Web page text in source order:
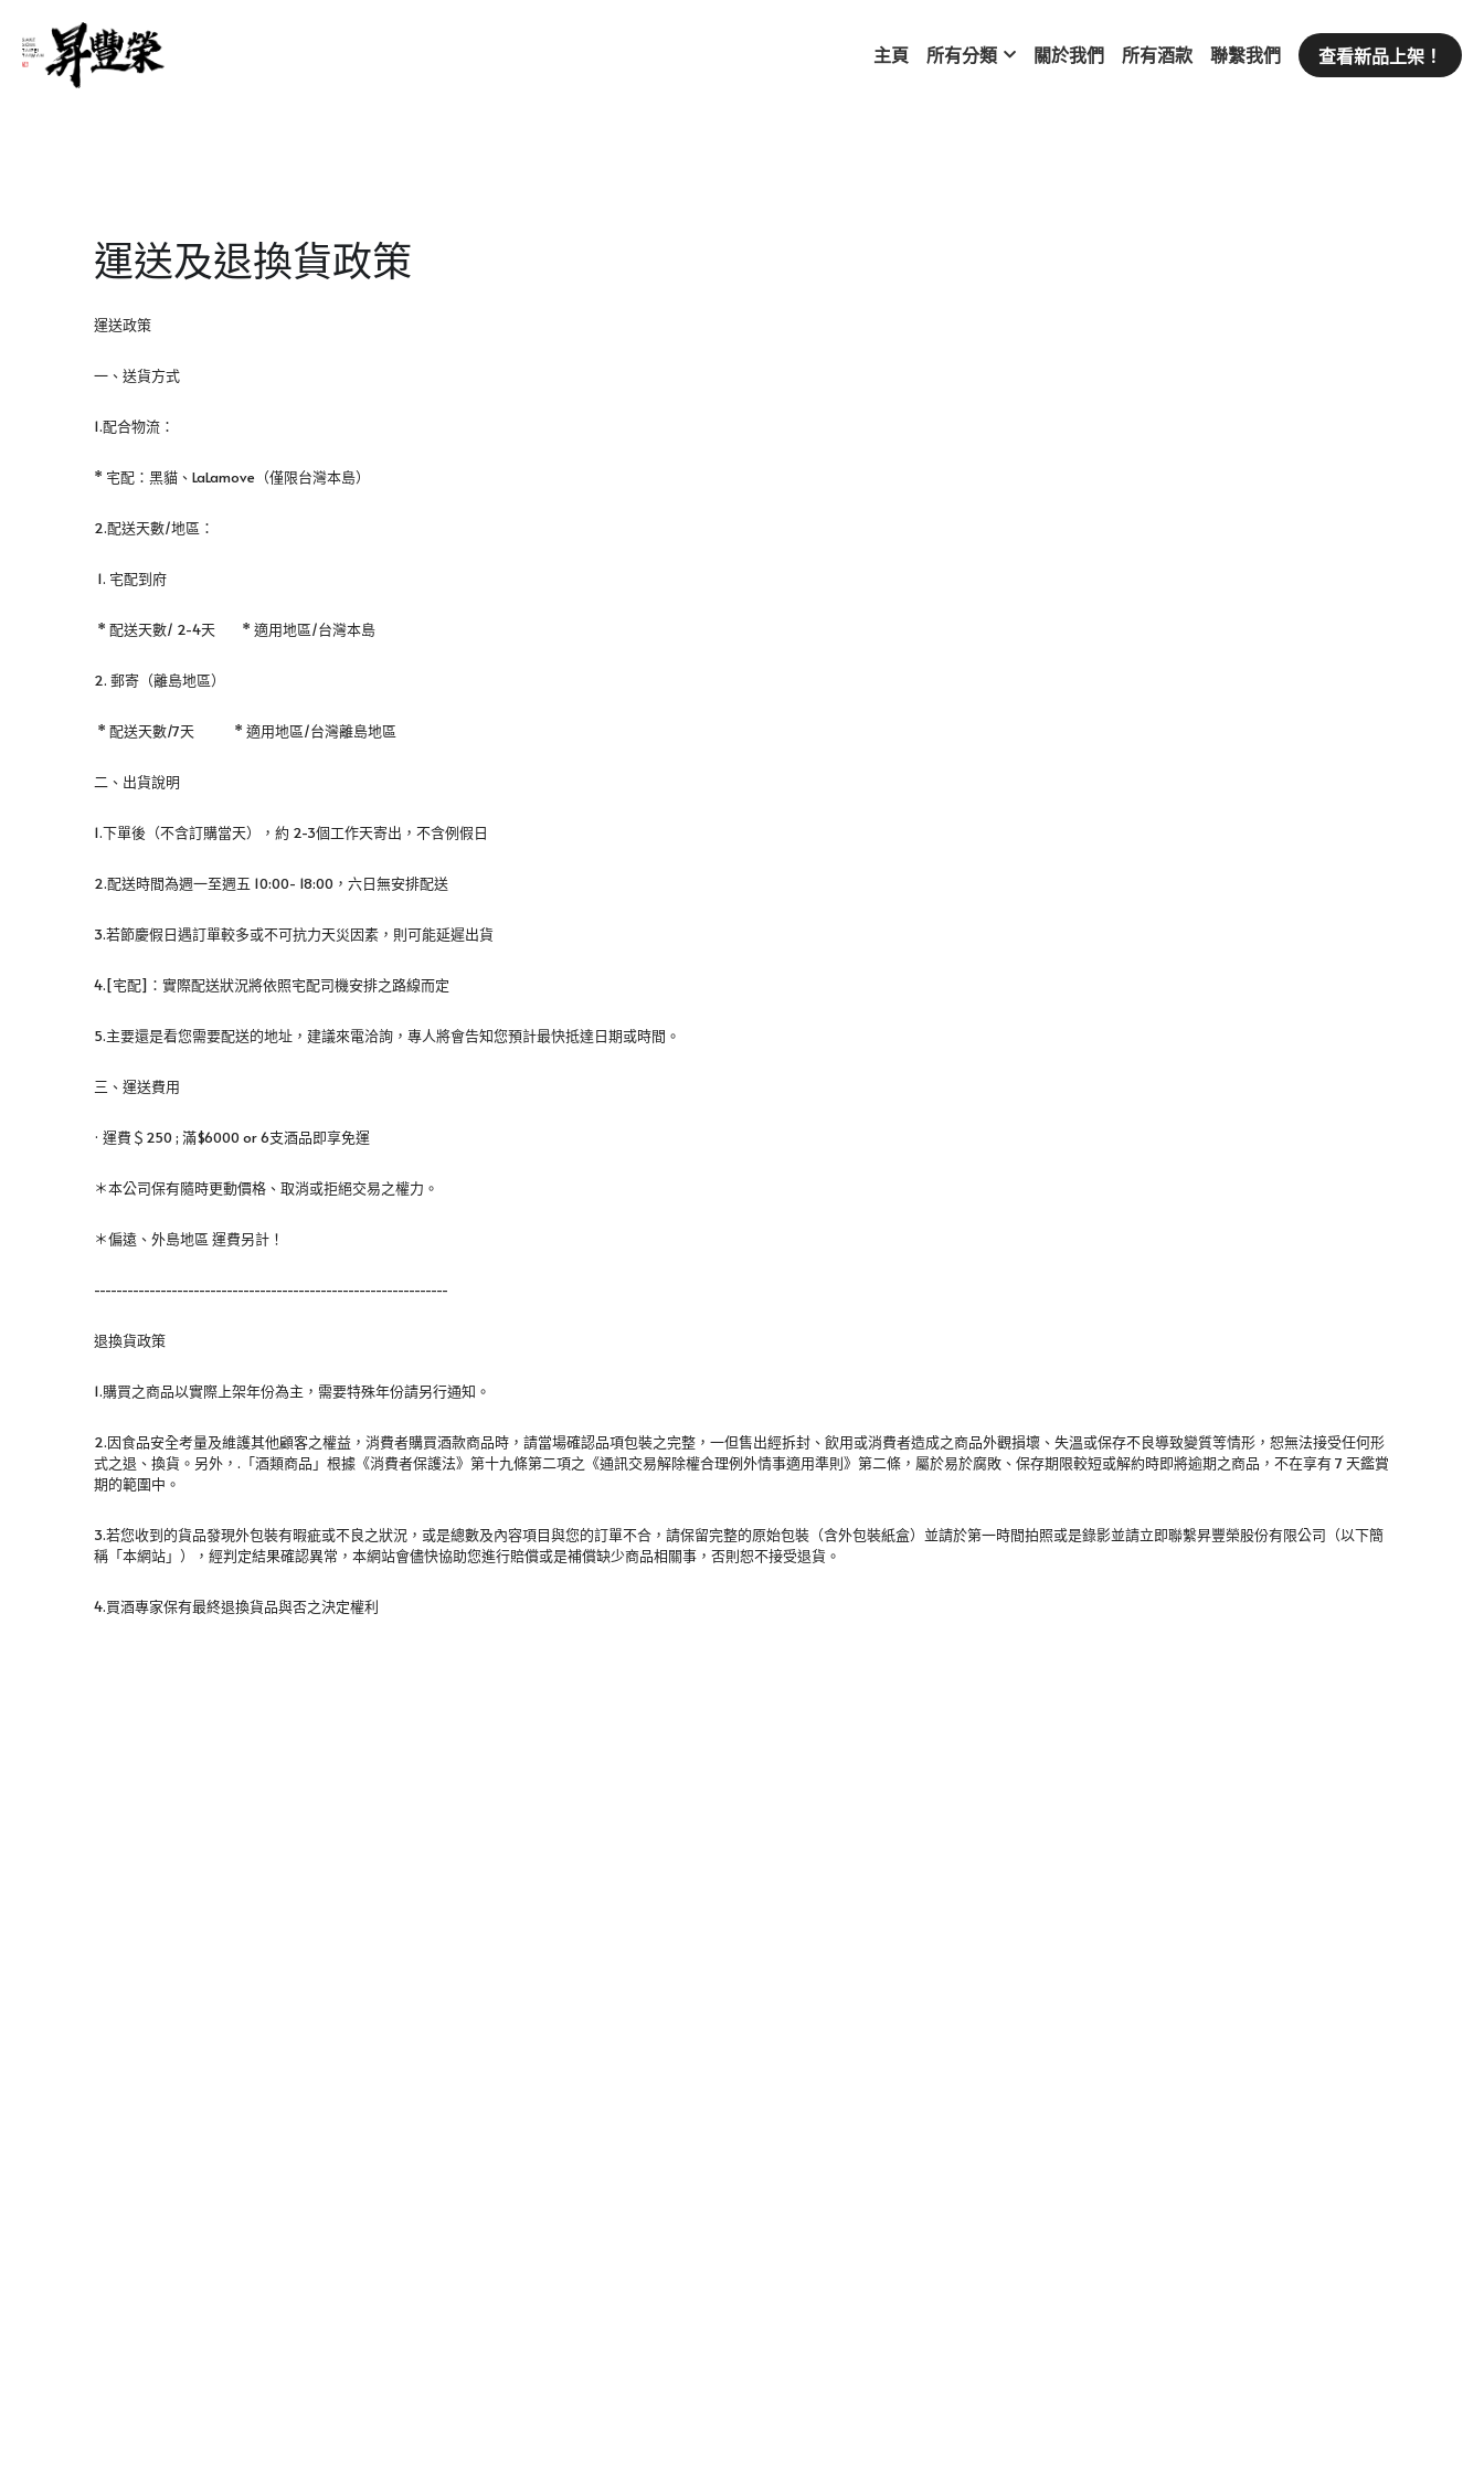
主頁 所有分類 關於我們 所有酒款 聯繫我們 查看新品上架！
運送及退換貨政策
運送政策
一、送貨方式
1.配合物流：
* 宅配：黑貓、LaLamove（僅限台灣本島）
2.配送天數/地區：
1. 宅配到府
* 配送天數/ 2-4天        * 適用地區/台灣本島
2. 郵寄（離島地區）
* 配送天數/7天            * 適用地區/台灣離島地區
二、出貨說明
1.下單後（不含訂購當天），約 2-3個工作天寄出，不含例假日
2.配送時間為週一至週五 10:00- 18:00，六日無安排配送
3.若節慶假日遇訂單較多或不可抗力天災因素，則可能延遲出貨
4.[宅配]：實際配送狀況將依照宅配司機安排之路線而定
5.主要還是看您需要配送的地址，建議來電洽詢，專人將會告知您預計最快抵達日期或時間。
三、運送費用
· 運費＄250 ; 滿$6000 or 6支酒品即享免運
＊本公司保有隨時更動價格、取消或拒絕交易之權力。
＊偏遠、外島地區 運費另計！
----------------------------------------------------------------
退換貨政策
1.購買之商品以實際上架年份為主，需要特殊年份請另行通知。
2.因食品安全考量及維護其他顧客之權益，消費者購買酒款商品時，請當場確認品項包裝之完整，一但售出經拆封、飲用或消費者造成之商品外觀損壞、失溫或保存不良導致變質等情形，恕無法接受任何形
式之退、換貨。另外，.「酒類商品」根據《消費者保護法》第十九條第二項之《通訊交易解除權合理例外情事適用準則》第二條，屬於易於腐敗、保存期限較短或解約時即將逾期之商品，不在享有 7 天鑑賞
期的範圍中。
3.若您收到的貨品發現外包裝有暇疵或不良之狀況，或是總數及內容項目與您的訂單不合，請保留完整的原始包裝（含外包裝紙盒）並請於第一時間拍照或是錄影並請立即聯繫昇豐榮股份有限公司（以下簡
稱「本網站」），經判定結果確認異常，本網站會儘快協助您進行賠償或是補償缺少商品相關事，否則恕不接受退貨。
4.買酒專家保有最終退換貨品與否之決定權利